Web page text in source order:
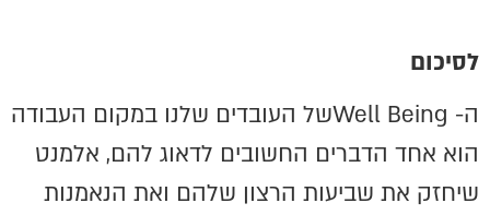
לסיכום
ה- Well Beingשל העובדים שלנו במקום העבודה
הוא אחד הדברים החשובים לדאוג להם, אלמנט
שיחזק את שביעות הרצון שלהם ואת הנאמנות